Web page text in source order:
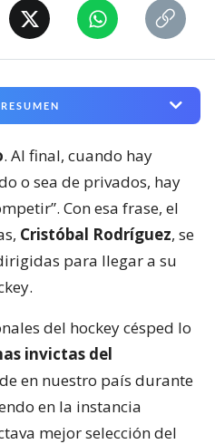
. Al final, cuando hay
o sea de privados, hay
Con esa frase, el
Cristóbal Rodríguez, se
para llegar a su
del hockey césped lo
invictas del
en nuestro país durante
en la instancia
mejor selección del